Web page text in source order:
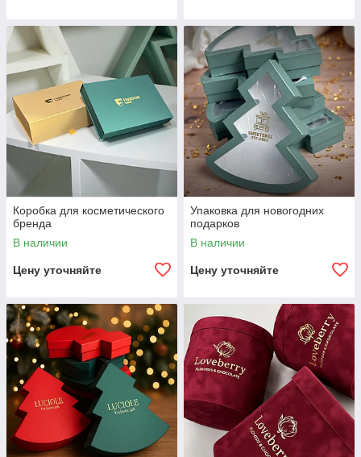
Коробка для косметического
бренда
В наличии
Цену уточняйте
Упаковка для новогодних
подарков
В наличии
Цену уточняйте